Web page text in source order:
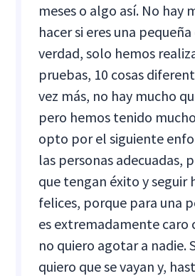
meses o algo así. No hay
hacer si eres una
verdad, solo hemos
pruebas, 10 cosas
vez más, no hay mucho
pero hemos tenido
opto por el siguiente
las personas adecuadas,
que tengan éxito y seguir
felices, porque para una
es extremadamente caro
no quiero agotar a nadie.
quiero que se vayan y,